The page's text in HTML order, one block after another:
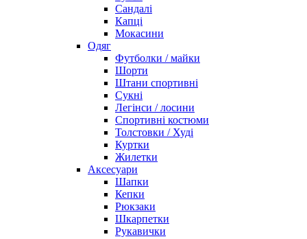
Сандалі
Капці
Мокасини
Одяг
Футболки / майки
Шорти
Штани спортивні
Сукні
Легінси / лосини
Спортивні костюми
Толстовки / Худі
Куртки
Жилетки
Аксесуари
Шапки
Кепки
Рюкзаки
Шкарпетки
Рукавички